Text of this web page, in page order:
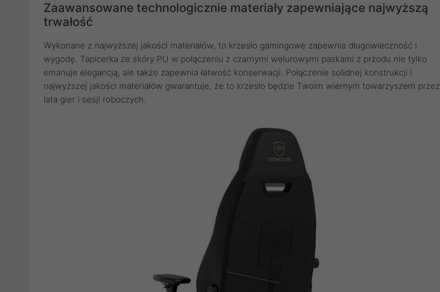
Zaawansowane technologicznie materiały zapewniające najwyższą
trwałość
Wykonane z najwyższej jakości materiałów, to krzesło gamingowe zapewnia długowieczność i
wygodę. Tapicerka ze skóry PU w ​​połączeniu z czarnymi welurowymi paskami z przodu nie tylko
emanuje elegancją, ale także zapewnia łatwość konserwacji. Połączenie solidnej konstrukcji i
najwyższej jakości materiałów gwarantuje, że to krzesło będzie Twoim wiernym towarzyszem przez
lata gier i sesji roboczych.